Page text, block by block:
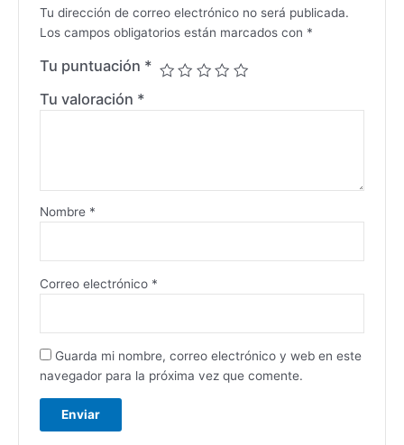
Tu dirección de correo electrónico no será publicada.
Los campos obligatorios están marcados con *
Tu puntuación *
Tu valoración *
Nombre *
Correo electrónico *
Guarda mi nombre, correo electrónico y web en este
navegador para la próxima vez que comente.